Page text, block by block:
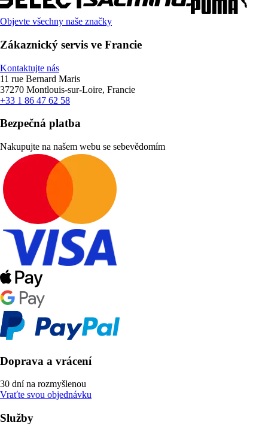
Objevte všechny naše značky
Zákaznický servis ve Francie
Kontaktujte nás
11 rue Bernard Maris
37270 Montlouis-sur-Loire, Francie
+33 1 86 47 62 58
Bezpečná platba
Nakupujte na našem webu se sebevědomím
Doprava a vrácení
30 dní na rozmyšlenou
Vraťte svou objednávku
Služby